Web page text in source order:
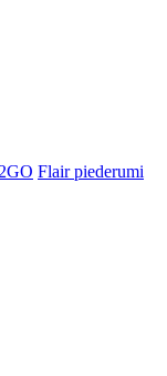
Flair piederumi